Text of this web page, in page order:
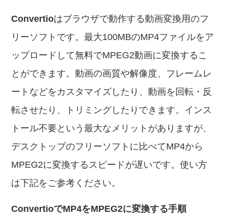
Convertioはブラウザで動作する動画変換用のフ
リーソフトです。最大100MBのMP4ファイルをア
ップロードして無料でMPEG2動画に変換するこ
とができます。動画の画質や解像度、フレームレ
ートなどをカスタマイズしたり、動画を回転・反
転させたり、トリミングしたりできます。インス
トール不要という最大なメリットがありますが、
デスクトップのフリーソフトに比べてMP4から
MPEG2に変換するスピードが遅いです。使い方
は下記をご参考ください。
ConvertioでMP4をMPEG2に変換する手順